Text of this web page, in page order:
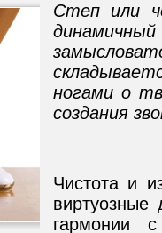
Степ или
ногами о
создания
Чистота и
виртуозные
гармонии